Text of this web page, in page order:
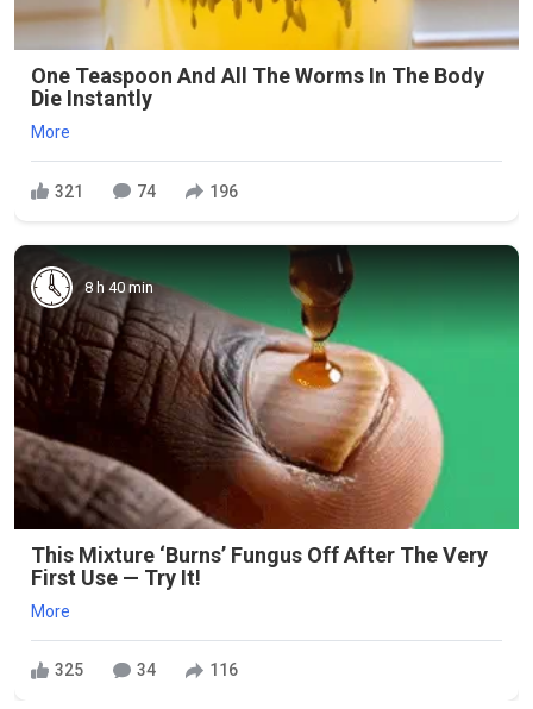
One Teaspoon And All The Worms In The Body
Die Instantly
More
321 74 196
8 h 40 min
This Mixture ‘Burns’ Fungus Off After The Very
First Use — Try It!
More
325 34 116